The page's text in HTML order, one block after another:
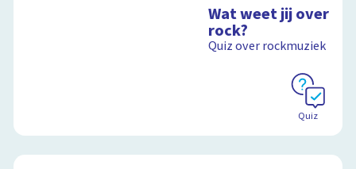
thematitels
Schoolplaat
Wat weet jij over
rock?
Quiz over rockmuziek
Quiz